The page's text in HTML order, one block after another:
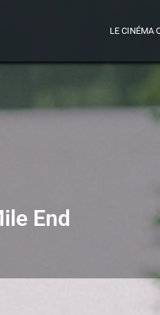
LE CINÉMA
End